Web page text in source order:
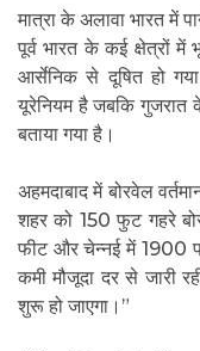
मात्रा के अलावा भारत में
पूर्व भारत के कई क्षेत्रों
आर्सेनिक से दूषित हो
यूरेनियम है जबकि गुजरात
बताया गया है।
अहमदाबाद में बोरवेल
शहर को 150 फुट गहरे
फीट और चेन्नई में 1900
कमी मौजूदा दर से जारी
शुरू हो जाएगा।”